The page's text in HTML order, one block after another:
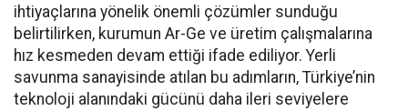
ihtiyaçlarına yönelik önemli çözümler sunduğu
belirtilirken, kurumun Ar-Ge ve üretim çalışmalarına
hız kesmeden devam ettiği ifade ediliyor. Yerli
savunma sanayisinde atılan bu adımların, Türkiye’nin
teknoloji alanındaki gücünü daha ileri seviyelere